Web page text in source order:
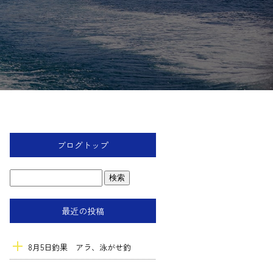
ブログトップ
最近の投稿
8月5日釣果 アラ、泳がせ釣